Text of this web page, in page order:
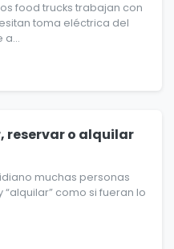
food trucks trabajan con
toma eléctrica del
a...
reservar o alquilar
muchas personas
“alquilar” como si fueran lo